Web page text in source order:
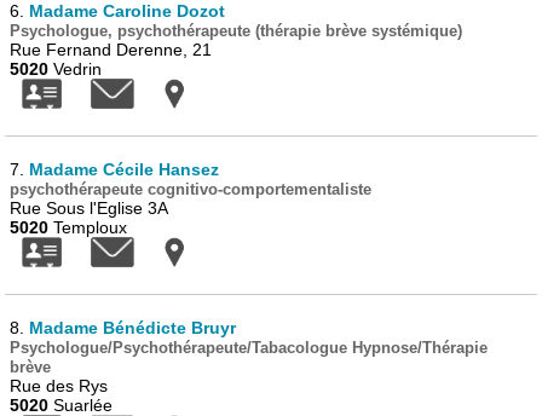
6. Madame Caroline Dozot
Psychologue, psychothérapeute (thérapie brève systémique)
Rue Fernand Derenne, 21
5020 Vedrin
7. Madame Cécile Hansez
psychothérapeute cognitivo-comportementaliste
Rue Sous l'Eglise 3A
5020 Temploux
8. Madame Bénédicte Bruyr
Psychologue/Psychothérapeute/Tabacologue Hypnose/Thérapie
brève
Rue des Rys
5020 Suarlée